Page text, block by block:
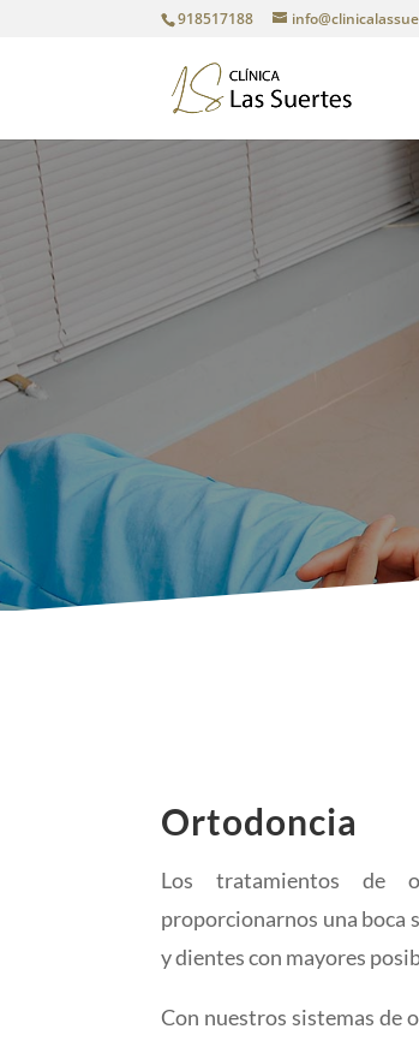
918517188
Ortodoncia
Los tratamientos de
proporcionarnos una boca
y dientes con mayores
Con nuestros sistemas de